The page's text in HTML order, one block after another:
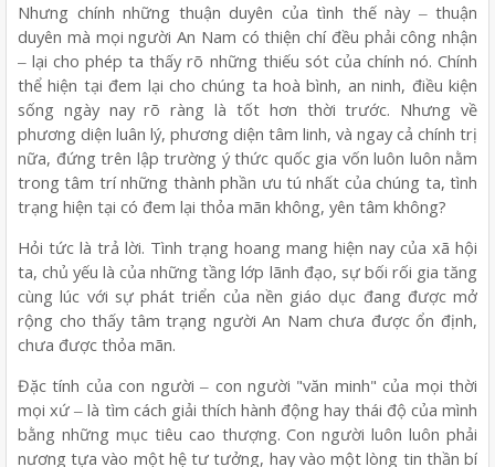
Nhưng chính những thuận duyên của tình thế này ‒ thuận
duyên mà mọi người An Nam có thiện chí đều phải công nhận
‒ lại cho phép ta thấy rõ những thiếu sót của chính nó. Chính
thể hiện tại đem lại cho chúng ta hoà bình, an ninh, điều kiện
sống ngày nay rõ ràng là tốt hơn thời trước. Nhưng về
phương diện luân lý, phương diện tâm linh, và ngay cả chính trị
nữa, đứng trên lập trường ý thức quốc gia vốn luôn luôn nằm
trong tâm trí những thành phần ưu tú nhất của chúng ta, tình
trạng hiện tại có đem lại thỏa mãn không, yên tâm không?
Hỏi tức là trả lời. Tình trạng hoang mang hiện nay của xã hội
ta, chủ yếu là của những tầng lớp lãnh đạo, sự bối rối gia tăng
cùng lúc với sự phát triển của nền giáo dục đang được mở
rộng cho thấy tâm trạng người An Nam chưa được ổn định,
chưa được thỏa mãn.
Đặc tính của con người ‒ con người "văn minh" của mọi thời
mọi xứ ‒ là tìm cách giải thích hành động hay thái độ của mình
bằng những mục tiêu cao thượng. Con người luôn luôn phải
nương tựa vào một hệ tư tưởng, hay vào một lòng tin thần bí